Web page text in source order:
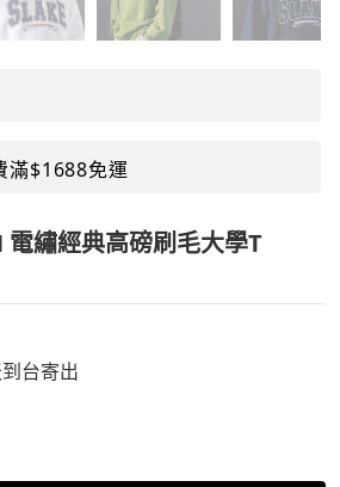
滿$1688免運
電繡經典高磅刷毛大學T
台寄出